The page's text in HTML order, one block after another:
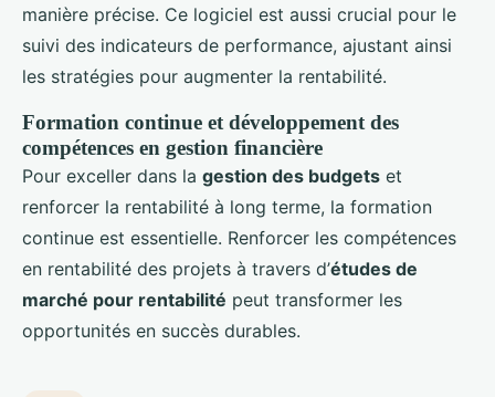
manière précise. Ce logiciel est aussi crucial pour le
suivi des indicateurs de performance, ajustant ainsi
les stratégies pour augmenter la rentabilité.
Formation continue et développement des
compétences en gestion financière
Pour exceller dans la gestion des budgets et
renforcer la rentabilité à long terme, la formation
continue est essentielle. Renforcer les compétences
en rentabilité des projets à travers d’études de
marché pour rentabilité peut transformer les
opportunités en succès durables.